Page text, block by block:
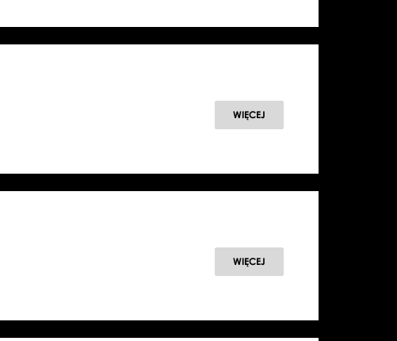
WIĘCEJ
WIĘCEJ